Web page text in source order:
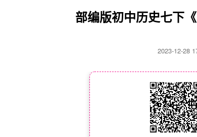
部编版初中历史七下
2023-12-28